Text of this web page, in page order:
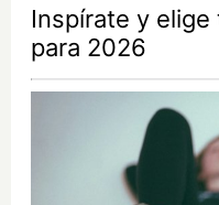
Inspírate y
para 2026